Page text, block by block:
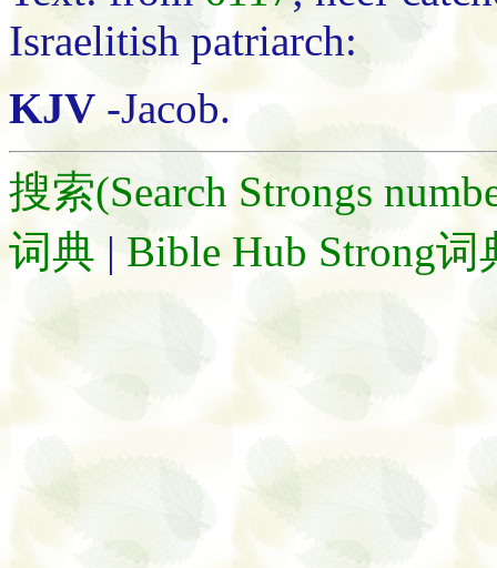
Israelitish patriarch:
KJV -Jacob.
搜索(Search Strongs
词典 | Bible Hub Strong词